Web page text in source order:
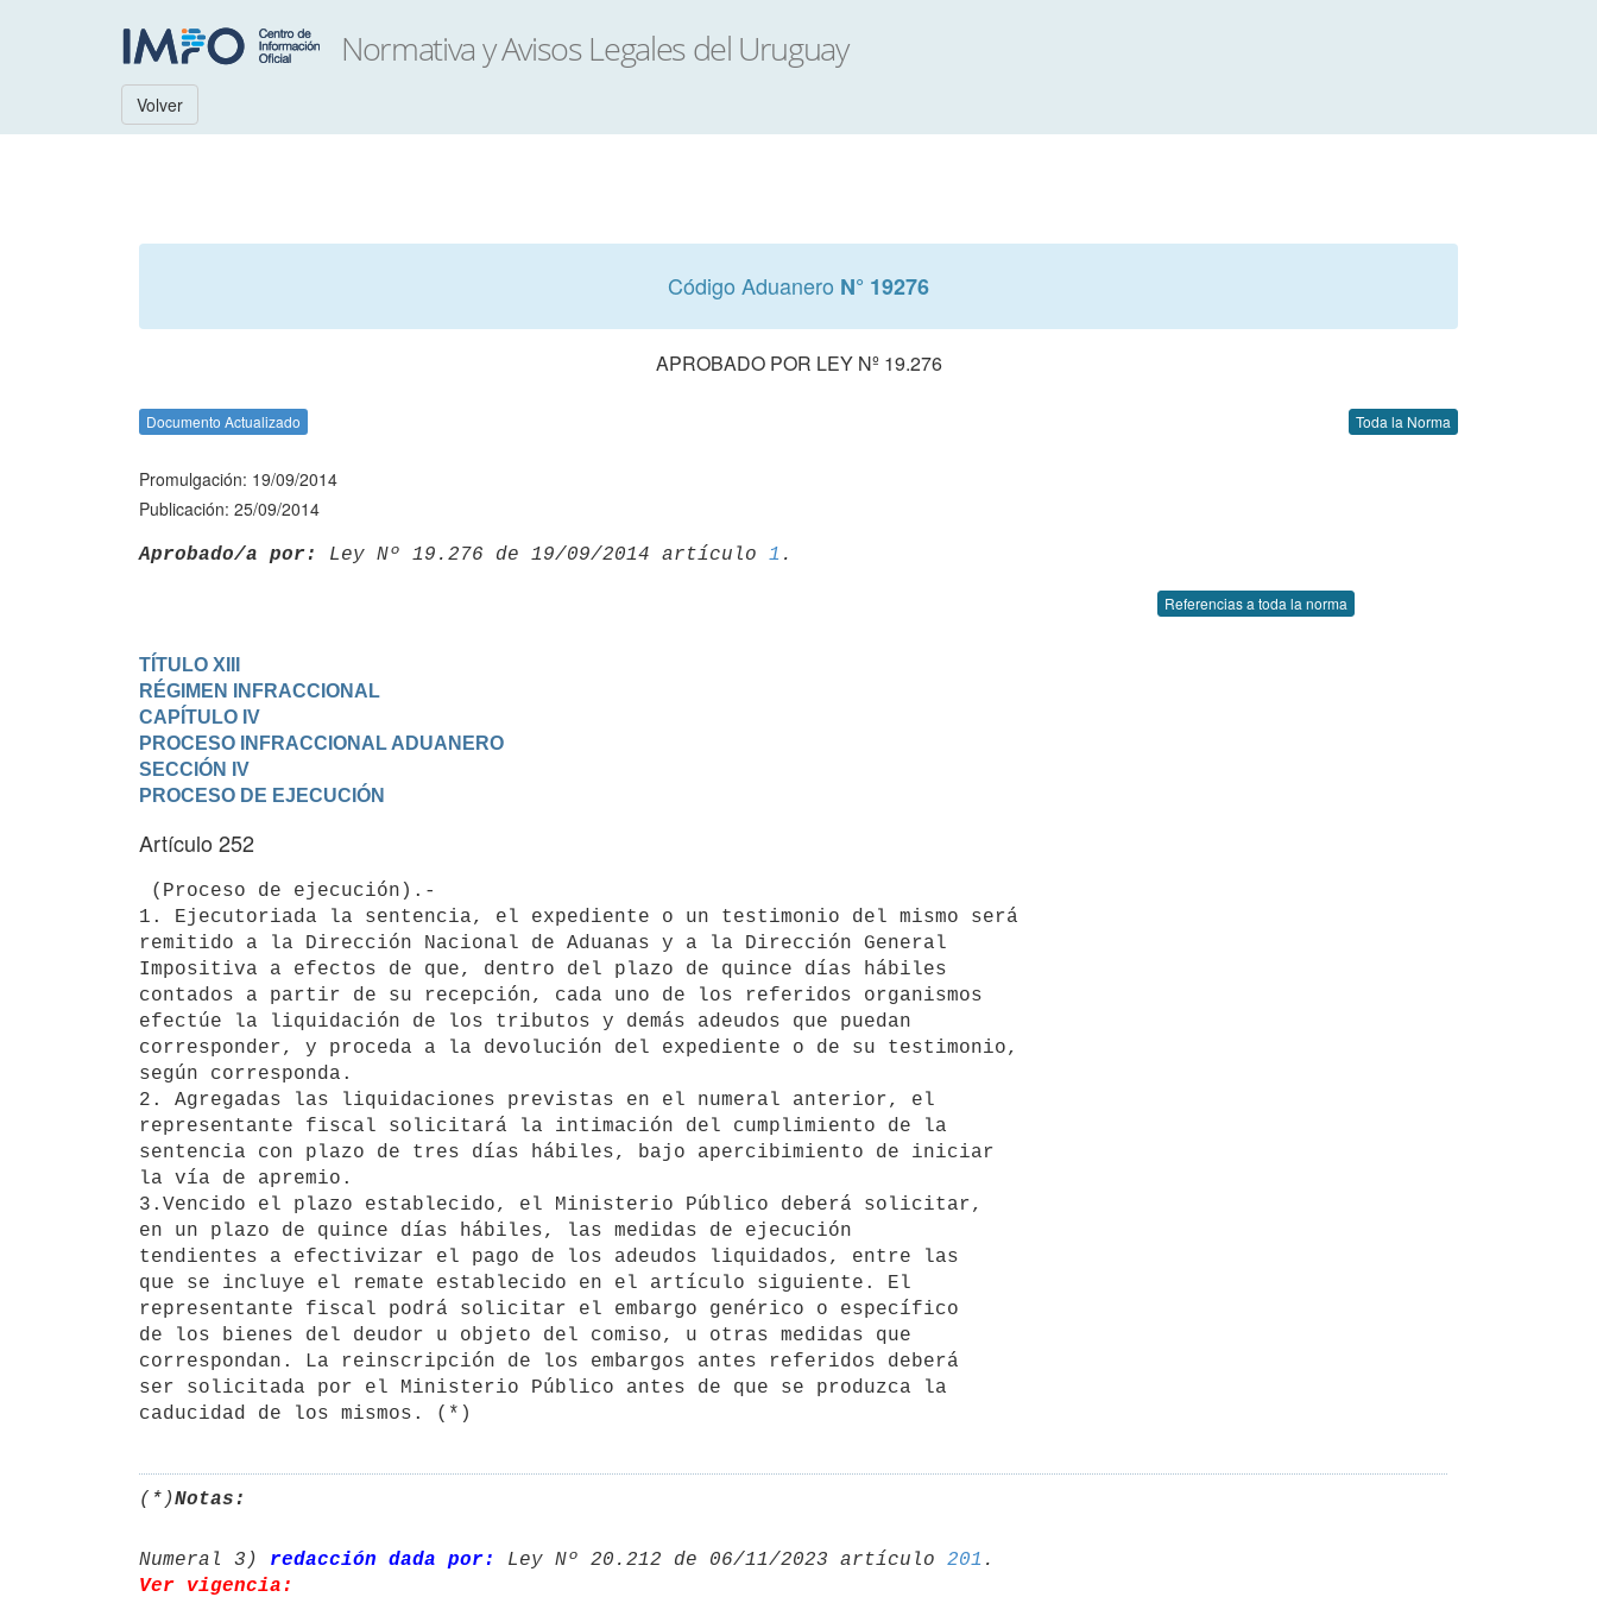
Volver
Código Aduanero N° 19276
APROBADO POR LEY Nº 19.276
Documento Actualizado Toda la Norma
Promulgación: 19/09/2014
Publicación: 25/09/2014
Aprobado/a por: Ley Nº 19.276 de 19/09/2014 artículo 1
Referencias a toda la norma
TÍTULO XIII
RÉGIMEN INFRACCIONAL
CAPÍTULO IV
PROCESO INFRACCIONAL ADUANERO
SECCIÓN IV
PROCESO DE EJECUCIÓN
Artículo 252
1. Ejecutoriada la sentencia, el expediente o un testimonio del mismo será
remitido a la Dirección Nacional de Aduanas y a la Dirección General
Impositiva a efectos de que, dentro del plazo de quince días hábiles
contados a partir de su recepción, cada uno de los referidos organismos
efectúe la liquidación de los tributos y demás adeudos que puedan
corresponder, y proceda a la devolución del expediente o de su testimonio,
según corresponda.
2. Agregadas las liquidaciones previstas en el numeral anterior, el
representante fiscal solicitará la intimación del cumplimiento de la
sentencia con plazo de tres días hábiles, bajo apercibimiento de iniciar
la vía de apremio.
3.Vencido el plazo establecido, el Ministerio Público deberá solicitar,
en un plazo de quince días hábiles, las medidas de ejecución
tendientes a efectivizar el pago de los adeudos liquidados, entre las
que se incluye el remate establecido en el artículo siguiente. El
representante fiscal podrá solicitar el embargo genérico o específico
de los bienes del deudor u objeto del comiso, u otras medidas que
correspondan. La reinscripción de los embargos antes referidos deberá
ser solicitada por el Ministerio Público antes de que se produzca la
caducidad de los mismos. (*)
(*)Notas:
Numeral 3) redacción dada por: Ley Nº 20.212 de 06/11/2023 artículo 201
Ver vigencia: